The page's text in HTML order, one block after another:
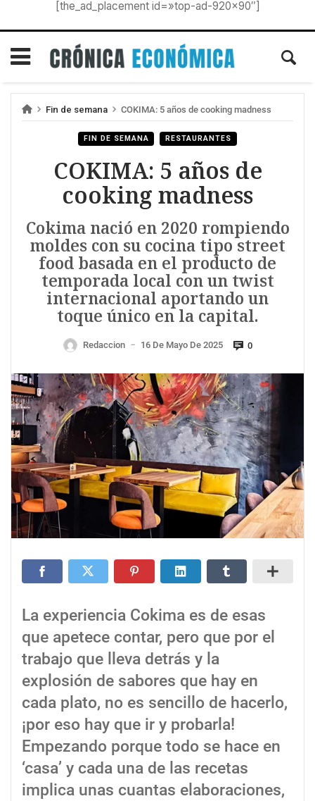
[the_ad_placement id=»top-ad-920×90″]
Fin de semana COKIMA: 5 años de cooking madness
FIN DE SEMANA RESTAURANTES
COKIMA: 5 años de
cooking madness
Cokima nació en 2020 rompiendo
moldes con su cocina tipo street
food basada en el producto de
temporada local con un twist
internacional aportando un
toque único en la capital.
Redaccion — 16 De Mayo De 2025 0
La experiencia Cokima es de esas
que apetece contar, pero que por el
trabajo que lleva detrás y la
explosión de sabores que hay en
cada plato, no es sencillo de hacerlo,
¡por eso hay que ir y probarla!
Empezando porque todo se hace en
‘casa’ y cada una de las recetas
implica unas cuantas elaboraciones,